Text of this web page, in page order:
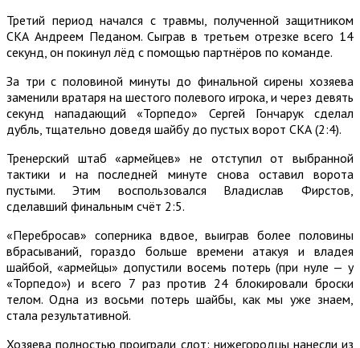
Третий период начался с травмы, полученной защитником
СКА Андреем Педаном. Сыграв в третьем отрезке всего 14
секунд, он покинул лёд с помощью партнёров по команде.
За три с половиной минуты до финальной сирены хозяева
заменили вратаря на шестого полевого игрока, и через девять
секунд нападающий «Торпедо» Сергей Гончарук сделал
дубль, тщательно доведя шайбу до пустых ворот СКА (2:4).
Тренерский штаб «армейцев» не отступил от выбранной
тактики и на последней минуте снова оставил ворота
пустыми. Этим воспользовался Владислав Фирстов,
сделавший финальным счёт 2:5.
«Перебросав» соперника вдвое, выиграв более половины
вбрасываний, гораздо больше времени атакуя и владея
шайбой, «армейцы» допустили восемь потерь (при нуле — у
«Торпедо») и всего 7 раз против 24 блокировали броски
телом. Одна из восьми потерь шайбы, как мы уже знаем,
стала результативной.
Хозяева полностью проиграли слот: нижегородцы нанесли из